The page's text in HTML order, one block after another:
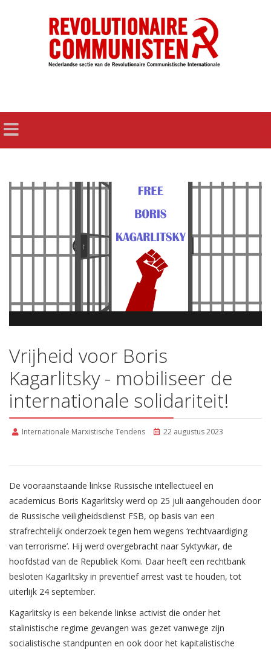
Vrijheid voor Boris
Kagarlitsky - mobiliseer de
internationale solidariteit!
Internationale Marxistische Tendens 22 augustus 2023
De vooraanstaande linkse Russische intellectueel en
academicus Boris Kagarlitsky werd op 25 juli aangehouden door
de Russische veiligheidsdienst FSB, op basis van een
strafrechtelijk onderzoek tegen hem wegens ‘rechtvaardiging
van terrorisme’. Hij werd overgebracht naar Syktyvkar, de
hoofdstad van de Republiek Komi. Daar heeft een rechtbank
besloten Kagarlitsky in preventief arrest vast te houden, tot
uiterlijk 24 september.
Kagarlitsky is een bekende linkse activist die onder het
stalinistische regime gevangen was gezet vanwege zijn
socialistische standpunten en ook door het kapitalistische